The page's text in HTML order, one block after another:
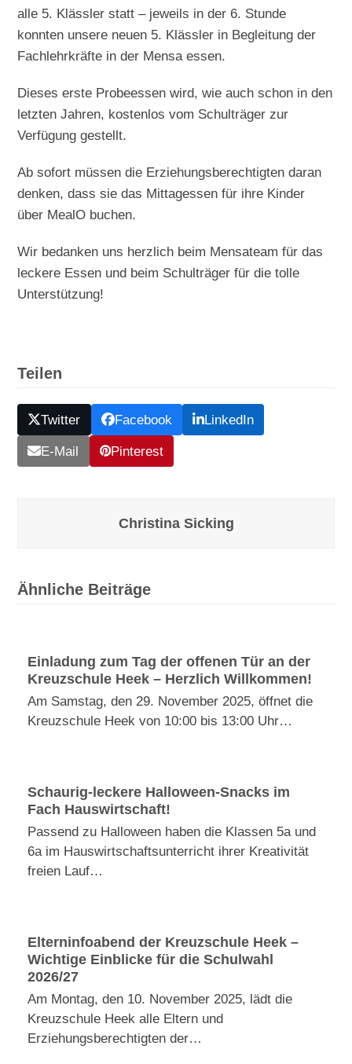
alle 5. Klässler statt – jeweils in der 6. Stunde
konnten unsere neuen 5. Klässler in Begleitung der
Fachlehrkräfte in der Mensa essen.
Dieses erste Probeessen wird, wie auch schon in den
letzten Jahren, kostenlos vom Schulträger zur
Verfügung gestellt.
Ab sofort müssen die Erziehungsberechtigten daran
denken, dass sie das Mittagessen für ihre Kinder
über MealO buchen.
Wir bedanken uns herzlich beim Mensateam für das
leckere Essen und beim Schulträger für die tolle
Unterstützung!
Teilen
Twitter Facebook LinkedIn
E-Mail Pinterest
Christina Sicking
Ähnliche Beiträge
Einladung zum Tag der offenen Tür an der
Kreuzschule Heek – Herzlich Willkommen!
Am Samstag, den 29. November 2025, öffnet die
Kreuzschule Heek von 10:00 bis 13:00 Uhr…
Schaurig-leckere Halloween-Snacks im
Fach Hauswirtschaft!
Passend zu Halloween haben die Klassen 5a und
6a im Hauswirtschaftsunterricht ihrer Kreativität
freien Lauf…
Elterninfoabend der Kreuzschule Heek –
Wichtige Einblicke für die Schulwahl
2026/27
Am Montag, den 10. November 2025, lädt die
Kreuzschule Heek alle Eltern und
Erziehungsberechtigten der…